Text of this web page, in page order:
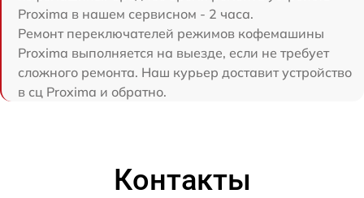
Proxima в нашем сервисном - 2 часа.
Ремонт переключателей режимов кофемашины
Proxima выполняется на выезде, если не требует
сложного ремонта. Наш курьер доставит устройство
в сц Proxima и обратно.
Контакты